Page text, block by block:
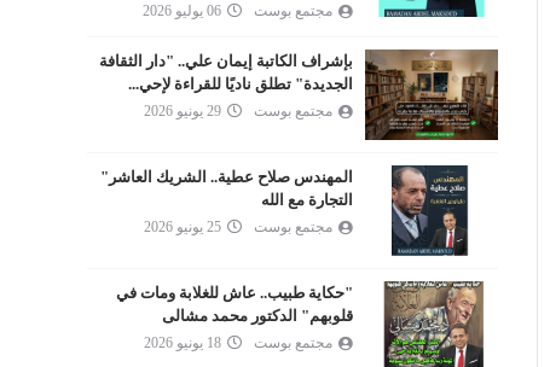
مجتمع بوست 06 يوليو 2026
بإشراف الكاتبة إيمان علي.. "دار الثقافة
الجديدة" تطلق ناديًا للقراءة لإحي...
مجتمع بوست 29 يونيو 2026
المهندس صلاح عطية.. الشريك العاشر"
التجارة مع الله
مجتمع بوست 25 يونيو 2026
"حكاية طبيب.. عاش للغلابة ومات في
قلوبهم" الدكتور محمد مشالى
مجتمع بوست 18 يونيو 2026